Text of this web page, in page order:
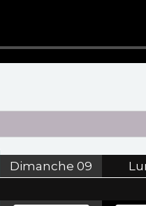
Dimanche 09